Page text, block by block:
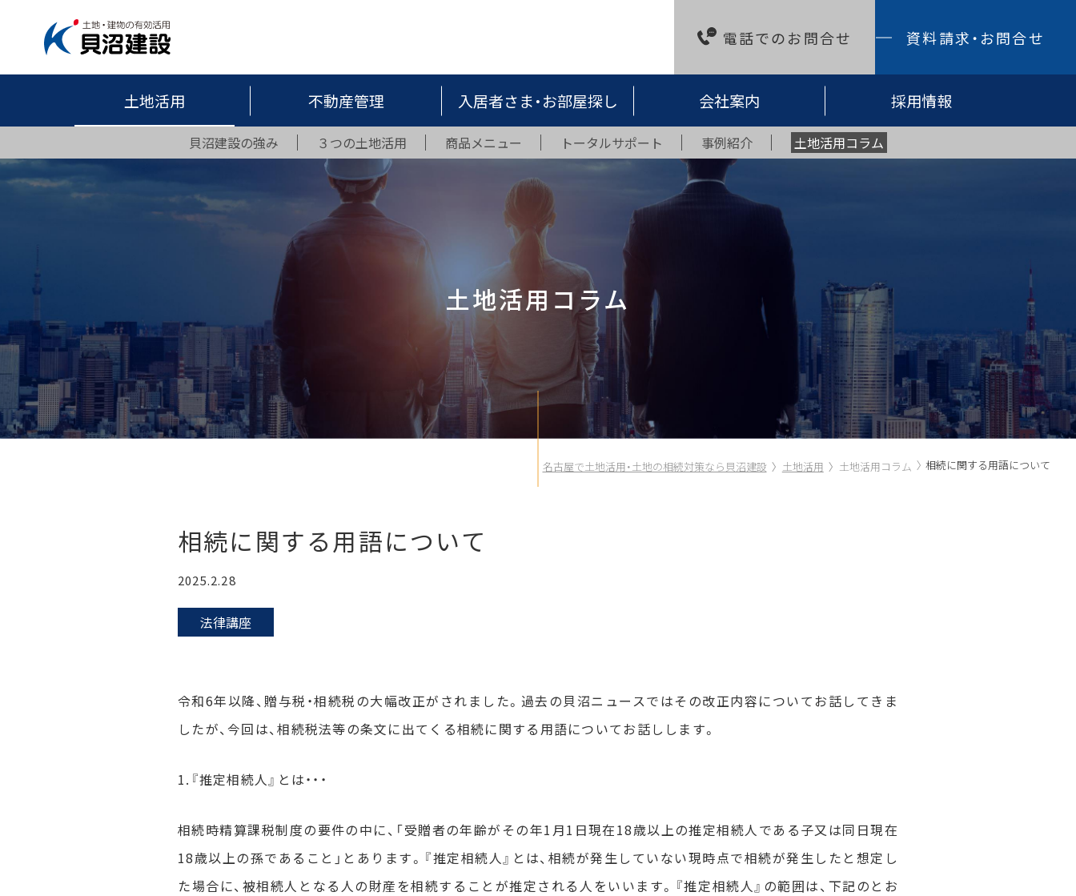
電話でのお問合せ 資料請求・お問合せ
土地活用 不動産管理 入居者さま・お部屋探し 会社案内 採用情報
貝沼建設の強み ３つの土地活用 商品メニュー トータルサポート 事例紹介 土地活用コラム
土地活用コラム
名古屋で土地活用・土地の相続対策なら貝沼建設 土地活用 土地活用コラム 相続に関する用語について
相続に関する用語について
2025.2.28
法律講座
令和6年以降、贈与税・相続税の大幅改正がされました。過去の貝沼ニュースではその改正内容についてお話してきま
したが、今回は、相続税法等の条文に出てくる相続に関する用語についてお話しします。
1.『推定相続人』とは・・・
相続時精算課税制度の要件の中に、「受贈者の年齢がその年1月1日現在18歳以上の推定相続人である子又は同日現在
18歳以上の孫であること」とあります。『推定相続人』とは、相続が発生していない現時点で相続が発生したと想定し
た場合に、被相続人となる人の財産を相続することが推定される人をいいます。『推定相続人』の範囲は、下記のとお